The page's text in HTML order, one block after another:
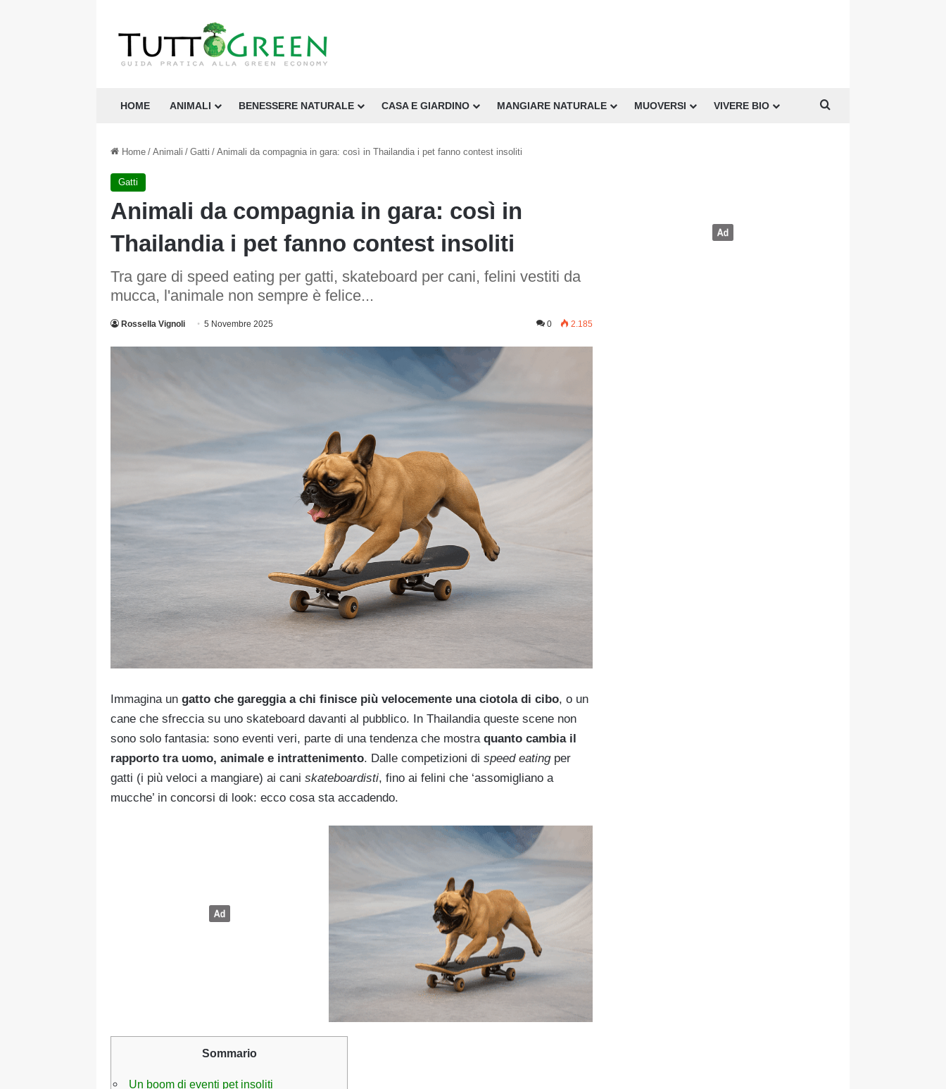
HOME ANIMALI BENESSERE NATURALE CASA E GIARDINO MANGIARE NATURALE MUOVERSI VIVERE BIO
Home / Animali / Gatti / Animali da compagnia in gara: così in Thailandia i pet fanno contest insoliti
Gatti
Animali da compagnia in gara: così in
Thailandia i pet fanno contest insoliti
Tra gare di speed eating per gatti, skateboard per cani, felini vestiti da
mucca, l'animale non sempre è felice...
Rossella Vignoli 5 Novembre 2025 0 2.185
Immagina un gatto che gareggia a chi finisce più velocemente una ciotola di cibo, o un
cane che sfreccia su uno skateboard davanti al pubblico. In Thailandia queste scene non
sono solo fantasia: sono eventi veri, parte di una tendenza che mostra quanto cambia il
rapporto tra uomo, animale e intrattenimento. Dalle competizioni di speed eatingper
gatti (i più veloci a mangiare) ai cani skateboardisti, fino ai felini che ‘assomigliano a
mucche’ in concorsi di look: ecco cosa sta accadendo.
Sommario
Un boom di eventi pet insoliti